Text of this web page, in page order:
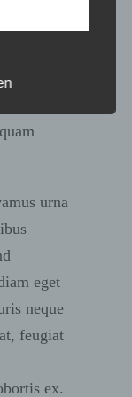
ac
Morbi
urna
eget
neque
feugiat
ex.
der
(DS-GVO)
Kunden
die
die
alle
eine
oder